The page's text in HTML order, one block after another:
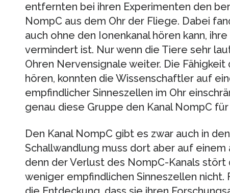
entfernten bei ihren Experimenten den
NompC aus dem Ohr der Fliege. Dabei
auch ohne den Ionenkanal hören kann,
vermindert ist. Nur wenn die Tiere sehr
Ohren Nervensignale weiter. Die
hören, konnten die Wissenschaftler auf
empfindlicher Sinneszellen im Ohr
genau diese Gruppe den Kanal NompC
Den Kanal NompC gibt es zwar auch in
Schallwandlung muss dort aber auf einem
denn der Verlust des NompC-Kanals stört
weniger empfindlichen Sinneszellen